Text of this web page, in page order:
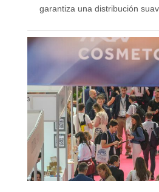
garantiza una distribución